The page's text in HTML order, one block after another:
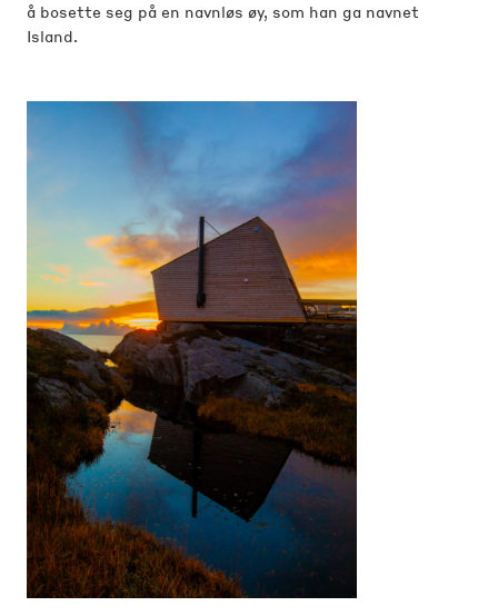
å bosette seg på en navnløs øy, som han ga navnet
Island.